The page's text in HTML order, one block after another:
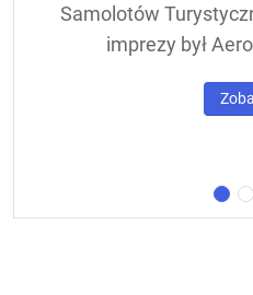
Samolotów
imprezy był
de Tourisme –
trasie znajdowała